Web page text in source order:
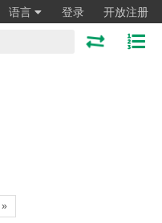
语言 登录 开放注册
»